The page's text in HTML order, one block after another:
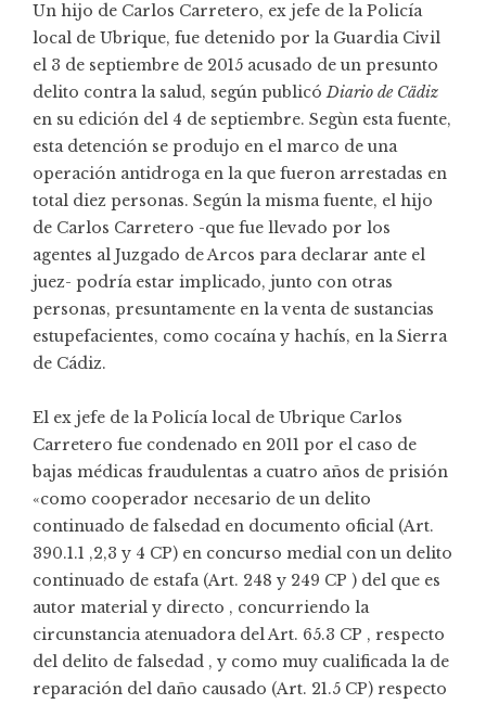
Un hijo de Carlos Carretero, ex jefe de la Policía
local de Ubrique, fue detenido por la Guardia Civil
el 3 de septiembre de 2015 acusado de un presunto
delito contra la salud, según publicóDiario de Cädiz
en su edición del 4 de septiembre. Segùn esta fuente,
esta detención se produjo en el marco de una
operación antidroga en la que fueron arrestadas en
total diez personas. Según la misma fuente, el hijo
de Carlos Carretero -que fue llevado por los
agentes al Juzgado de Arcos para declarar ante el
juez- podría estar implicado, junto con otras
personas, presuntamente en la venta de sustancias
estupefacientes, como cocaína y hachís, en la Sierra
de Cádiz.
El ex jefe de la Policía local de Ubrique Carlos
Carretero fue condenado en 2011 por el caso de
bajas médicas fraudulentas a cuatro años de prisión
«como cooperador necesario de un delito
continuado de falsedad en documento oficial (Art.
390.1.1 ,2,3 y 4 CP) en concurso medial con un delito
continuado de estafa (Art. 248 y 249 CP ) del que es
autor material y directo , concurriendo la
circunstancia atenuadora del Art. 65.3 CP , respecto
del delito de falsedad , y como muy cualificada la de
reparación del daño causado (Art. 21.5 CP) respecto